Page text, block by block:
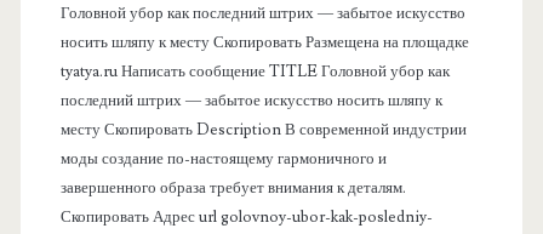
Головной убор как последний штрих — забытое искусство
носить шляпу к месту Скопировать Размещена на площадке
tyatya.ru Написать сообщение TITLE Головной убор как
последний штрих — забытое искусство носить шляпу к
месту Скопировать Description В современной индустрии
моды создание по-настоящему гармоничного и
завершенного образа требует внимания к деталям.
Скопировать Адрес url golovnoy-ubor-kak-posledniy-